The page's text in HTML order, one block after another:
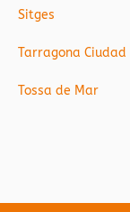
Sitges
Tarragona Ciudad
Tossa de Mar